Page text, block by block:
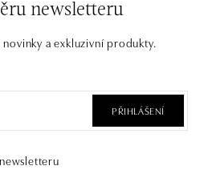
newsletteru
a exkluzivní produkty.
PŘIHLÁŠENÍ